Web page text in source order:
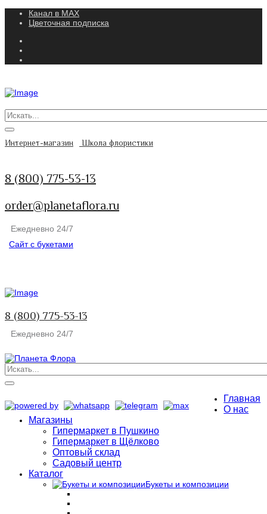
Канал в MAX
Цветочная подписка
Интернет-магазин Школа флористики
8 (800) 775-53-13
order@planetaflora.ru
Ежедневно 24/7
Сайт с букетами
8 (800) 775-53-13
Ежедневно 24/7
Главная
О нас
Магазины
Гипермаркет в Пушкино
Гипермаркет в Щёлково
Оптовый склад
Садовый центр
Каталог
Букеты и композиции